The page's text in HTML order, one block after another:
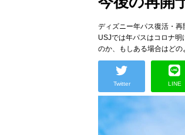
ディズニー年パス復活・
USJでは年パスはコロナ
のか、もしある場合はどの
Twitter LINE